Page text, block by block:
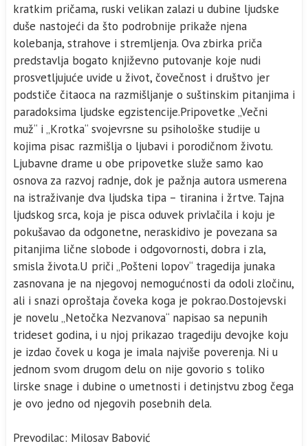
kratkim pričama, ruski velikan zalazi u dubine ljudske
duše nastojeći da što podrobnije prikaže njena
kolebanja, strahove i stremljenja. Ova zbirka priča
predstavlja bogato književno putovanje koje nudi
prosvetljujuće uvide u život, čovečnost i društvo jer
podstiče čitaoca na razmišljanje o suštinskim pitanjima i
paradoksima ljudske egzistencije.Pripovetke „Večni
muž“ i „Krotka“ svojevrsne su psihološke studije u
kojima pisac razmišlja o ljubavi i porodičnom životu.
Ljubavne drame u obe pripovetke služe samo kao
osnova za razvoj radnje, dok je pažnja autora usmerena
na istraživanje dva ljudska tipa – tiranina i žrtve. Tajna
ljudskog srca, koja je pisca oduvek privlačila i koju je
pokušavao da odgonetne, neraskidivo je povezana sa
pitanjima lične slobode i odgovornosti, dobra i zla,
smisla života.U priči „Pošteni lopov“ tragedija junaka
zasnovana je na njegovoj nemogućnosti da odoli zločinu,
ali i snazi oproštaja čoveka koga je pokrao.Dostojevski
je novelu „Netočka Nezvanova“ napisao sa nepunih
trideset godina, i u njoj prikazao tragediju devojke koju
je izdao čovek u koga je imala najviše poverenja. Ni u
jednom svom drugom delu on nije govorio s toliko
lirske snage i dubine o umetnosti i detinjstvu zbog čega
je ovo jedno od njegovih posebnih dela.
Prevodilac: Milosav Babović